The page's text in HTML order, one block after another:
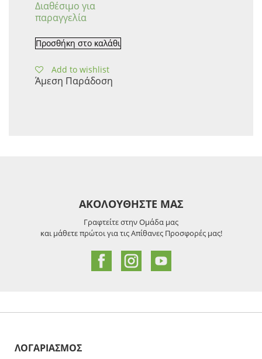
Διαθέσιμο για
παραγγελία
Προσθήκη στο καλάθι
Add to wishlist
Άμεση Παράδοση
ΑΚΟΛΟΥΘΗΣΤΕ ΜΑΣ
Γραφτείτε στην Ομάδα μας
και μάθετε πρώτοι για τις Απίθανες Προσφορές μας!
ΛΟΓΑΡΙΑΣΜΟΣ